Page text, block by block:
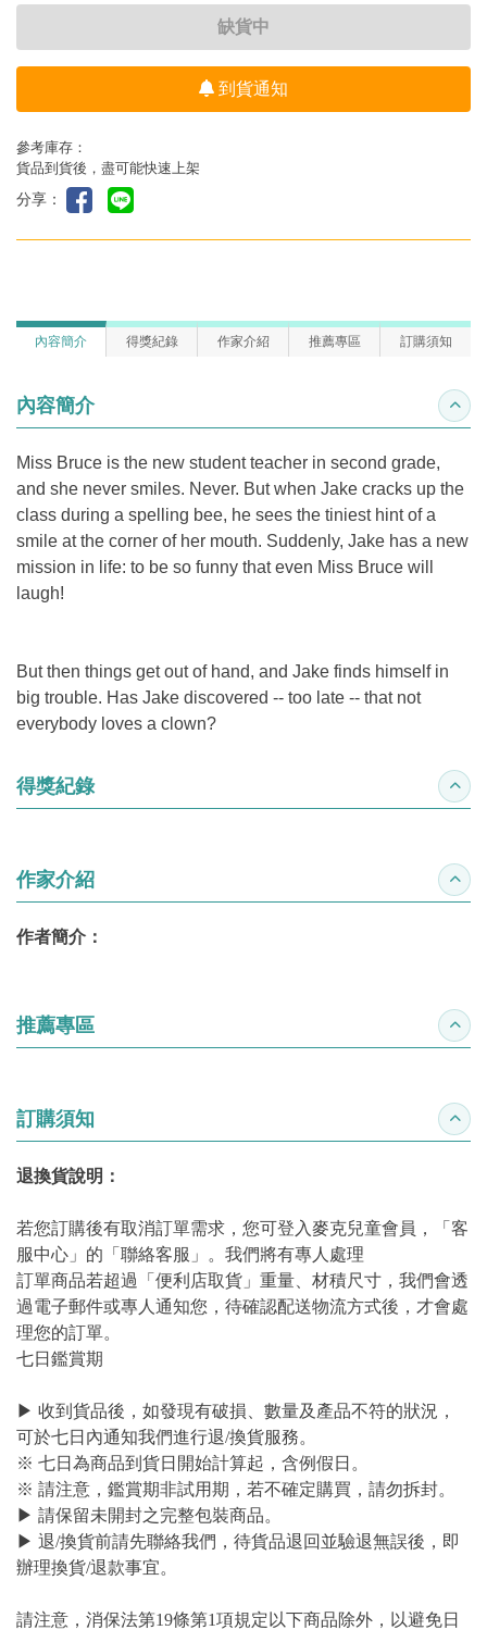
缺貨中
到貨通知
參考庫存：
貨品到貨後，盡可能快速上架
分享：
內容簡介 得獎紀錄 作家介紹 推薦專區 訂購須知
內容簡介 收合
Miss Bruce is the new student teacher in second grade,
and she never smiles. Never. But when Jake cracks up the
class during a spelling bee, he sees the tiniest hint of a
smile at the corner of her mouth. Suddenly, Jake has a new
mission in life: to be so funny that even Miss Bruce will
laugh!
But then things get out of hand, and Jake finds himself in
big trouble. Has Jake discovered -- too late -- that not
everybody loves a clown?
得獎紀錄 收合
作家介紹 收合
作者簡介：
推薦專區 收合
訂購須知 收合
退換貨說明：
若您訂購後有取消訂單需求，您可登入麥克兒童會員，「客
服中心」的「聯絡客服」。我們將有專人處理
訂單商品若超過「便利店取貨」重量、材積尺寸，我們會透
過電子郵件或專人通知您，待確認配送物流方式後，才會處
理您的訂單。
七日鑑賞期
▶ 收到貨品後，如發現有破損、數量及產品不符的狀況，
可於七日內通知我們進行退/換貨服務。
※ 七日為商品到貨日開始計算起，含例假日。
※ 請注意，鑑賞期非試用期，若不確定購買，請勿拆封。
▶ 請保留未開封之完整包裝商品。
▶ 退/換貨前請先聯絡我們，待貨品退回並驗退無誤後，即
辦理換貨/退款事宜。
請注意，消保法第19條第1項規定以下商品除外，以避免日